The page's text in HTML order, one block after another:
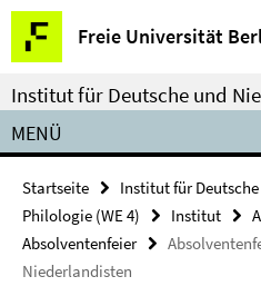
Springe
direkt
zu
Inhalt
Freie Universität
Service-
Navigation
Institut für Deutsche und
MENÜ
Startseite
Institut für
Philologie (WE 4)
Institut
Absolventenfeier
Niederlandisten